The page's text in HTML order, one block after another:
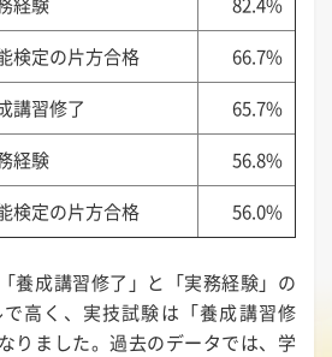
検定の片方合格
66.7%
講習修了
65.7%
経験
56.8%
検定の片方合格
56.0%
養成講習修了」と「実務経験」の
高く、実技試験は「養成講習修
りました。過去のデータでは、学